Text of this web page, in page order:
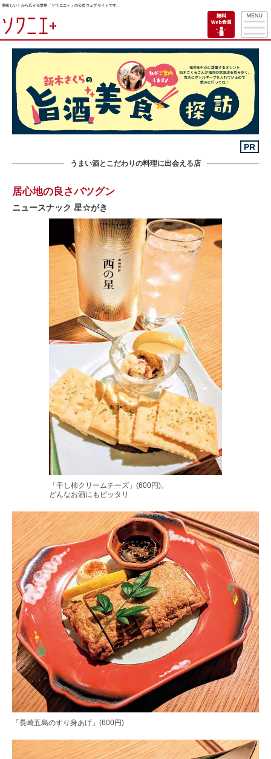
美味しい！から広がる世界「ソワニエ＋」の公式ウェブサイトです。
PR
うまい酒とこだわりの料理に出会える店
居心地の良さバツグン
ニュースナック 星☆がき
「干し柿クリームチーズ」(600円)。
どんなお酒にもピッタリ
「長崎五島のすり身あげ」(600円)